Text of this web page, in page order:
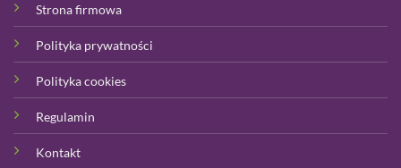
Strona firmowa
Polityka prywatności
Polityka cookies
Regulamin
Kontakt